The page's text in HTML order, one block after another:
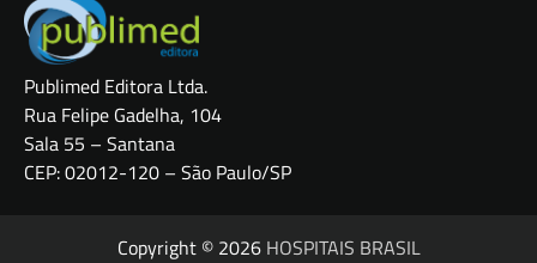
Publimed Editora Ltda.
Rua Felipe Gadelha, 104
Sala 55 – Santana
CEP: 02012-120 – São Paulo/SP
Copyright © 2026 HOSPITAIS BRASIL